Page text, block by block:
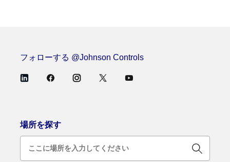
フォローする @Johnson Controls
場所を探す